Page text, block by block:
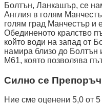
Болтън, Ланкашър, се
Англия в голям
голям град Манчестър и
Обединеното кралство
който води на запад от
намира близо до Болтън
М61, която позволява
Силно се
Ние сме оценени 5,0 от